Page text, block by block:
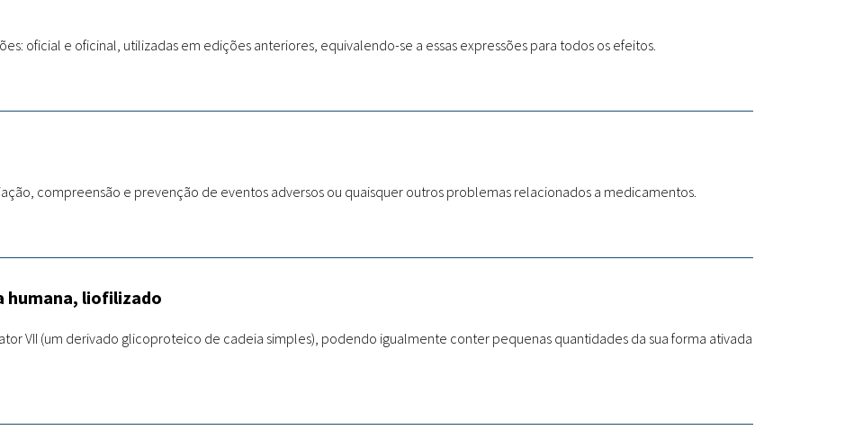
oficial e oficinal, utilizadas em edições anteriores, equivalendo-se a essas expressões para todos os efeitos.
compreensão e prevenção de eventos adversos ou quaisquer outros problemas relacionados a medicamentos.
humana, liofilizado
VII (um derivado glicoproteico de cadeia simples), podendo igualmente conter pequenas quantidades da sua forma ativada